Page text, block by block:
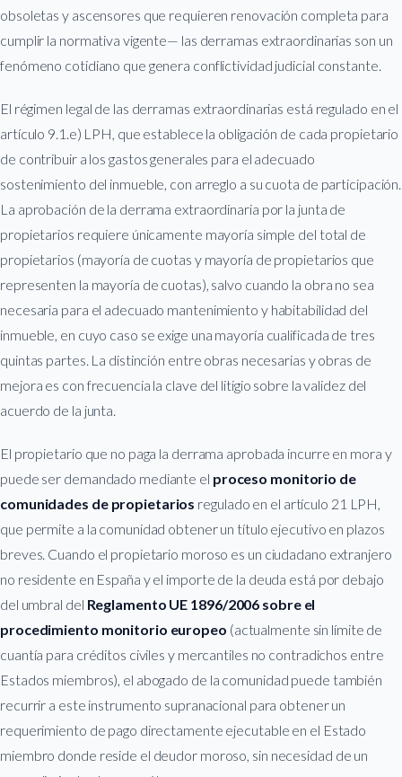
obsoletas y ascensores que requieren renovación completa para
cumplir la normativa vigente— las derramas extraordinarias son un
fenómeno cotidiano que genera conflictividad judicial constante.
El régimen legal de las derramas extraordinarias está regulado en el
artículo 9.1.e) LPH, que establece la obligación de cada propietario
de contribuir a los gastos generales para el adecuado
sostenimiento del inmueble, con arreglo a su cuota de participación.
La aprobación de la derrama extraordinaria por la junta de
propietarios requiere únicamente mayoría simple del total de
propietarios (mayoría de cuotas y mayoría de propietarios que
representen la mayoría de cuotas), salvo cuando la obra no sea
necesaria para el adecuado mantenimiento y habitabilidad del
inmueble, en cuyo caso se exige una mayoría cualificada de tres
quintas partes. La distinción entre obras necesarias y obras de
mejora es con frecuencia la clave del litigio sobre la validez del
acuerdo de la junta.
El propietario que no paga la derrama aprobada incurre en mora y
puede ser demandado mediante el proceso monitorio de
comunidades de propietarios regulado en el artículo 21 LPH,
que permite a la comunidad obtener un título ejecutivo en plazos
breves. Cuando el propietario moroso es un ciudadano extranjero
no residente en España y el importe de la deuda está por debajo
del umbral del Reglamento UE 1896/2006 sobre el
procedimiento monitorio europeo (actualmente sin límite de
cuantía para créditos civiles y mercantiles no contradichos entre
Estados miembros), el abogado de la comunidad puede también
recurrir a este instrumento supranacional para obtener un
requerimiento de pago directamente ejecutable en el Estado
miembro donde reside el deudor moroso, sin necesidad de un